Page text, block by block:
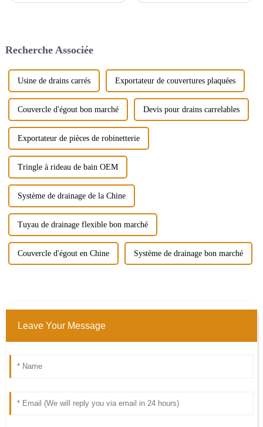
générale à la hausse. En 2021,...
Recherche Associée
Usine de drains carrés Exportateur de couvertures plaquées
Couvercle d'égout bon marché Devis pour drains carrelables
Exportateur de pièces de robinetterie
Tringle à rideau de bain OEM
Système de drainage de la Chine
Tuyau de drainage flexible bon marché
Couvercle d'égout en Chine Système de drainage bon marché
Leave Your Message